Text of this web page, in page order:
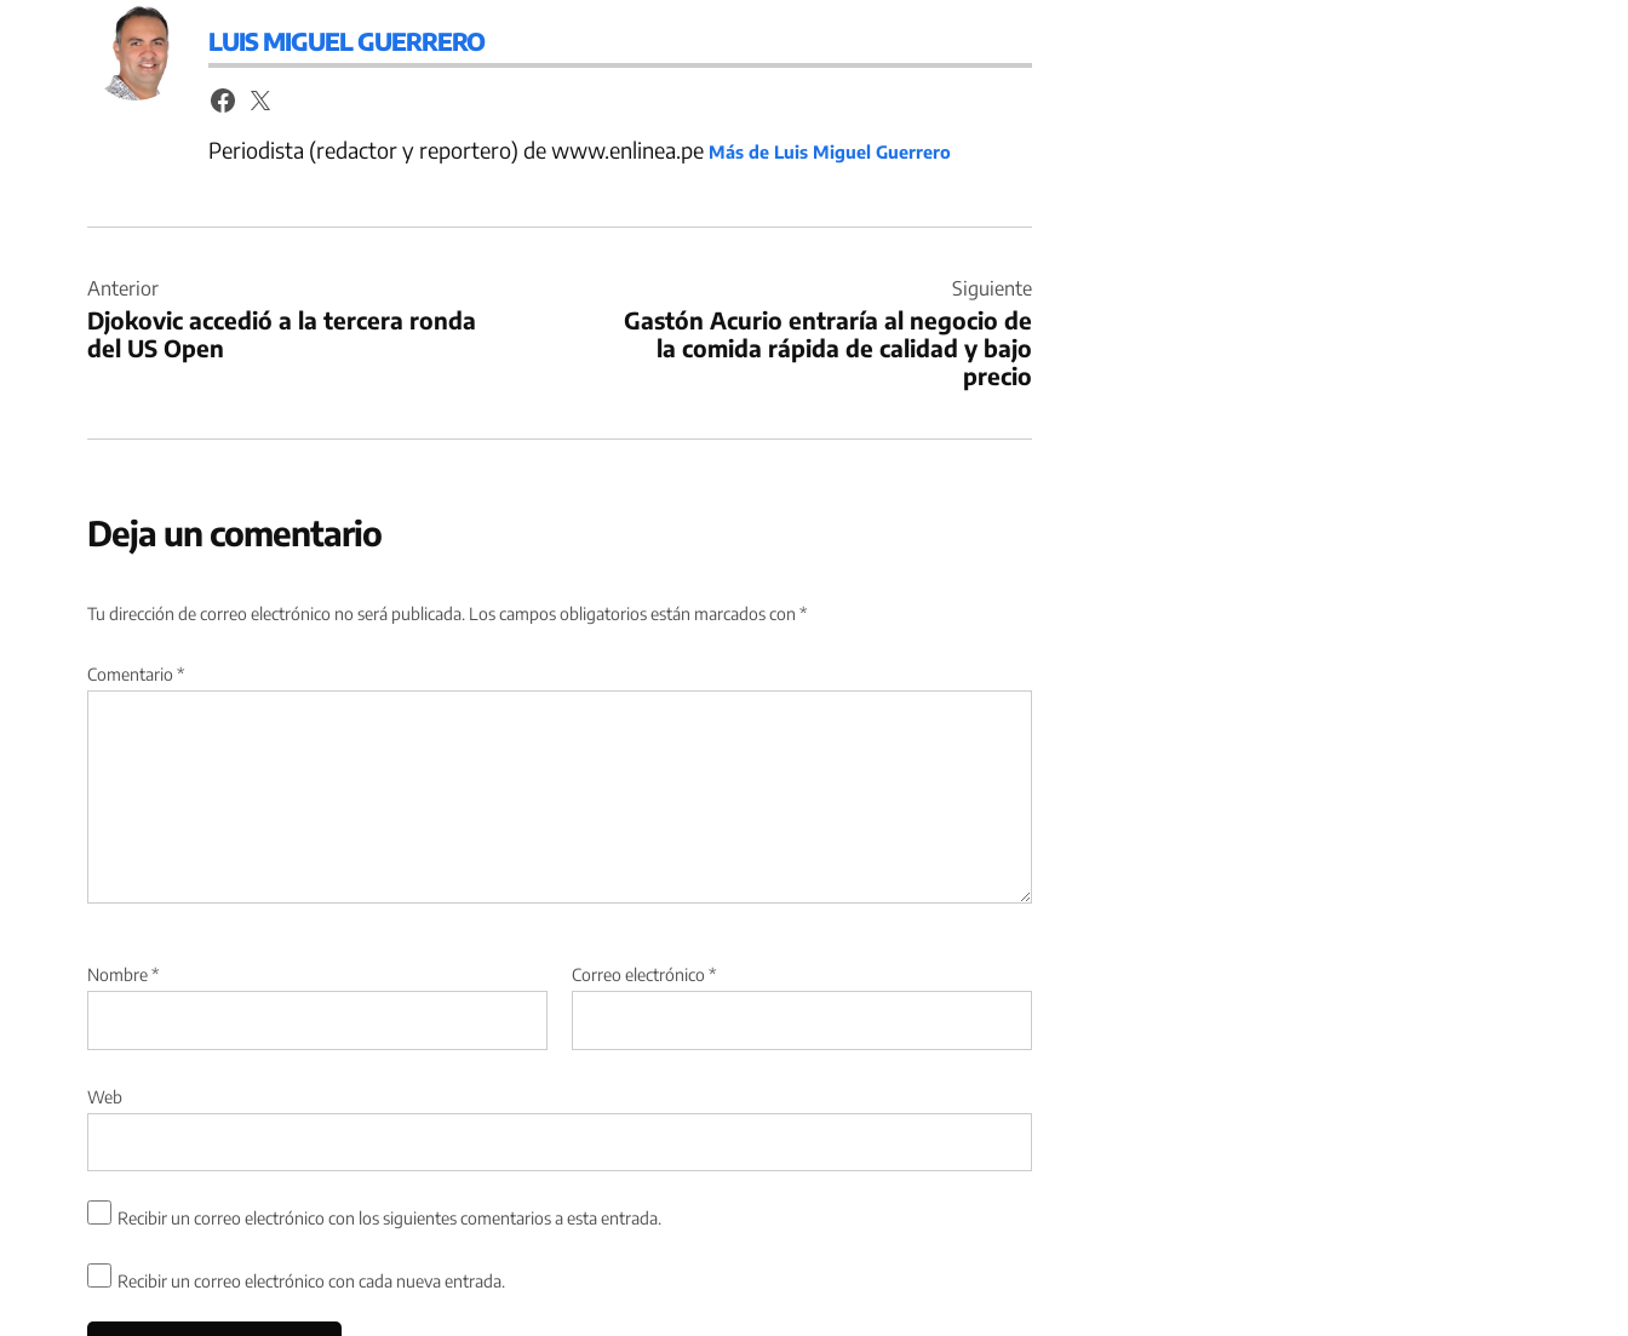
LUIS MIGUEL GUERRERO
Periodista (redactor y reportero) de www.enlinea.pe Más de Luis Miguel Guerrero
de
entradas
Anterior
Djokovic accedió a la tercera ronda
del US Open
Siguiente
Gastón Acurio entraría al negocio de
la comida rápida de calidad y bajo
precio
Deja un comentario
Tu dirección de correo electrónico no será publicada. Los campos obligatorios están marcados con *
Comentario *
Nombre* Correo electrónico *
Web
Recibir un correo electrónico con los siguientes comentarios a esta entrada.
Recibir un correo electrónico con cada nueva entrada.